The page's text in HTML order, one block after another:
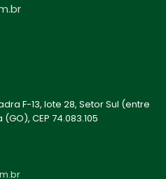
F-13, lote 28, Setor Sul (entre
CEP 74.083.105